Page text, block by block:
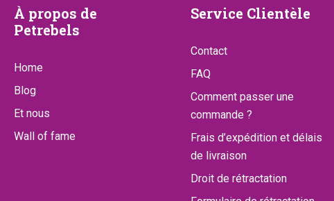
À
propos
de
Petrebels
À propos de
Petrebels
Home
Blog
Et nous
Wall of fame
Service
Clientèle
Service Clientèle
Contact
FAQ
Comment passer une
commande ?
Frais d’expédition et délais
de livraison
Droit de rétractation